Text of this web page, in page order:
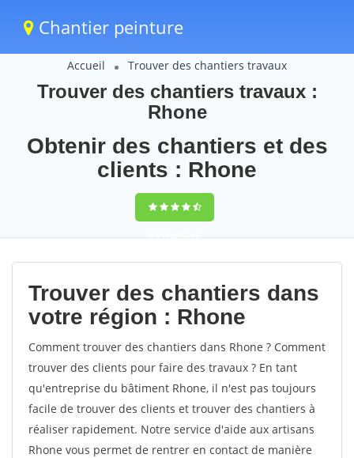
Chantier peinture
Accueil Trouver des chantiers travaux
Trouver des chantiers travaux :
Rhone
Obtenir des chantiers et des
clients : Rhone
9,5(100%)70
votes
Trouver des chantiers dans
votre région : Rhone
Comment trouver des chantiers dans Rhone ? Comment
trouver des clients pour faire des travaux ? En tant
qu'entreprise du bâtiment Rhone, il n'est pas toujours
facile de trouver des clients et trouver des chantiers à
réaliser rapidement. Notre service d'aide aux artisans
Rhone vous permet de rentrer en contact de manière